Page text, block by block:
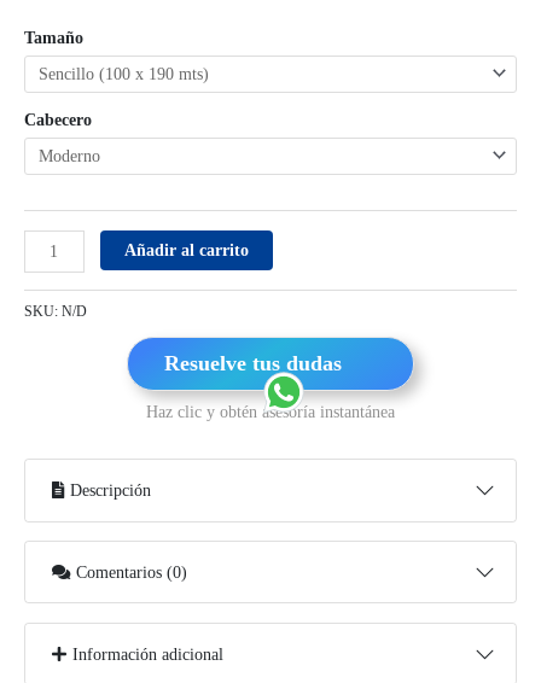
Tamaño
Cabecero
Añadir al carrito
SKU: N/D
Resuelve tus dudas
Haz clic y obtén asesoría instantánea
Descripción
Comentarios (0)
Información adicional